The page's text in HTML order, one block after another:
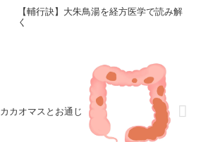
【輔行訣】大朱鳥湯を経方医学で読み解
く
カカオマスとお通じ